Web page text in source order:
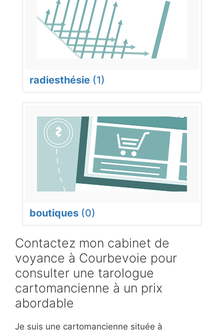
radiesthésie (1)
boutiques (0)
Contactez mon cabinet de
voyance à Courbevoie pour
consulter une tarologue
cartomancienne à un prix
abordable
Je suis une cartomancienne située à